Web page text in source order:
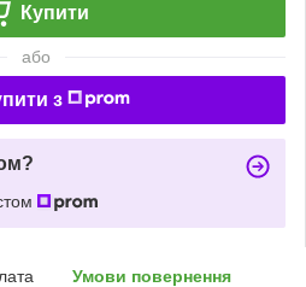
Купити
або
з
Умови повернення